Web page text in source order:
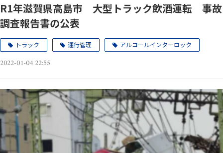
R1年滋賀県高島市 大型トラック飲酒運転 事故
調査報告書の公表
トラック 運行管理 アルコールインターロック
2022-01-04 22:55